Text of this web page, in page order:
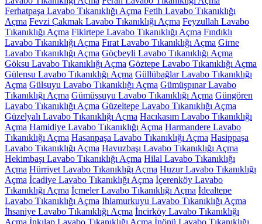
Ferhatpaşa Lavabo Tıkanıklığı Açma Fetih Lavabo Tıkanıklığı
Açma Fevzi Çakmak Lavabo Tıkanıklığı Açma Feyzullah Lavabo
Tıkanıklığı Açma Fikirtepe Lavabo Tıkanıklığı Açma Fındıklı
Lavabo Tıkanıklığı Açma Fırat Lavabo Tıkanıklığı Açma Girne
Lavabo Tıkanıklığı Açma Göçbeyli Lavabo Tıkanıklığı Açma
Göksu Lavabo Tıkanıklığı Açma Göztepe Lavabo Tıkanıklığı Açma
Gülensu Lavabo Tıkanıklığı Açma Güllübağlar Lavabo Tıkanıklığı
Açma Gülsuyu Lavabo Tıkanıklığı Açma Gümüşpınar Lavabo
Tıkanıklığı Açma Gümüşsuyu Lavabo Tıkanıklığı Açma Güngören
Lavabo Tıkanıklığı Açma Güzeltepe Lavabo Tıkanıklığı Açma
Güzelyalı Lavabo Tıkanıklığı Açma Hacıkasım Lavabo Tıkanıklığı
Açma Hamidiye Lavabo Tıkanıklığı Açma Harmandere Lavabo
Tıkanıklığı Açma Hasanpaşa Lavabo Tıkanıklığı Açma Hasippaşa
Lavabo Tıkanıklığı Açma Havuzbaşı Lavabo Tıkanıklığı Açma
Hekimbaşı Lavabo Tıkanıklığı Açma Hilal Lavabo Tıkanıklığı
Açma Hürriyet Lavabo Tıkanıklığı Açma Huzur Lavabo Tıkanıklığı
Açma İcadiye Lavabo Tıkanıklığı Açma İçerenköy Lavabo
Tıkanıklığı Açma İçmeler Lavabo Tıkanıklığı Açma İdealtepe
Lavabo Tıkanıklığı Açma Ihlamurkuyu Lavabo Tıkanıklığı Açma
İhsaniye Lavabo Tıkanıklığı Açma İncirköy Lavabo Tıkanıklığı
Açma İnkılap Lavabo Tıkanıklığı Açma İnönü Lavabo Tıkanıklığı